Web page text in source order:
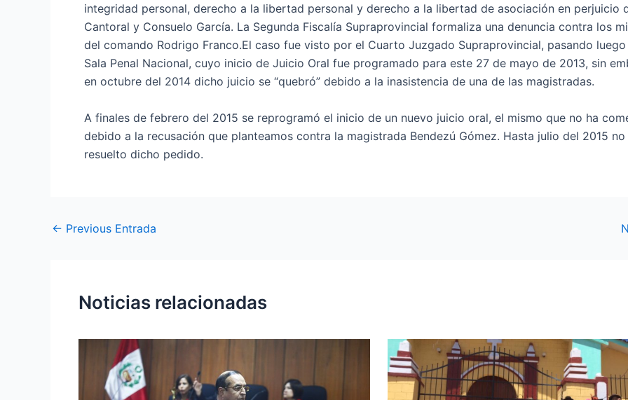
integridad personal, derecho a la libertad personal y derecho a la libertad de asociación en perjuicio
Cantoral y Consuelo García. La Segunda Fiscalía Supraprovincial formaliza una denuncia contra los
del comando Rodrigo Franco.El caso fue visto por el Cuarto Juzgado Supraprovincial, pasando
Sala Penal Nacional, cuyo inicio de Juicio Oral fue programado para este 27 de mayo de 2013, sin
en octubre del 2014 dicho juicio se “quebró” debido a la inasistencia de una de las magistradas.
A finales de febrero del 2015 se reprogramó el inicio de un nuevo juicio oral, el mismo que no ha
debido a la recusación que planteamos contra la magistrada Bendezú Gómez. Hasta julio del 2015 no
resuelto dicho pedido.
← Previous Entrada
Noticias relacionadas